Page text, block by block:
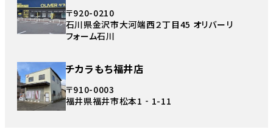
〒920-0210
石川県金沢市大河端西２丁目45 オリバーリ
フォーム石川
チカラもち福井店
〒910-0003
福井県福井市松本1‐1-11